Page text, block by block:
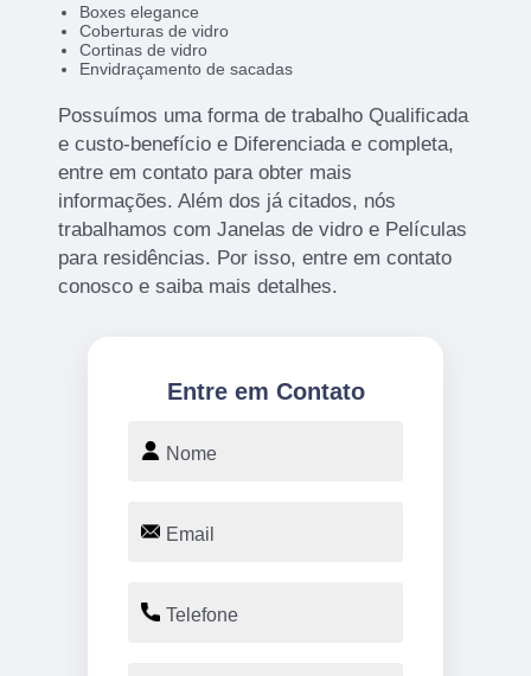
Boxes elegance
Coberturas de vidro
Cortinas de vidro
Envidraçamento de sacadas
Possuímos uma forma de trabalho Qualificada
e custo-benefício e Diferenciada e completa,
entre em contato para obter mais
informações. Além dos já citados, nós
trabalhamos com Janelas de vidro e Películas
para residências. Por isso, entre em contato
conosco e saiba mais detalhes.
Entre em Contato